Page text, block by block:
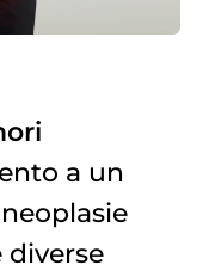
a un
diverse